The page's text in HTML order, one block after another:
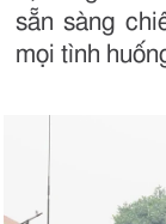
sẵn sàng
mọi tình